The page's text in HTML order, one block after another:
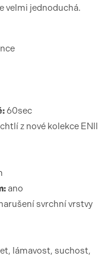
velmi jednoduchá.
60sec
z nové kolekce ENII
ano
svrchní vrstvy
lámavost, suchost,